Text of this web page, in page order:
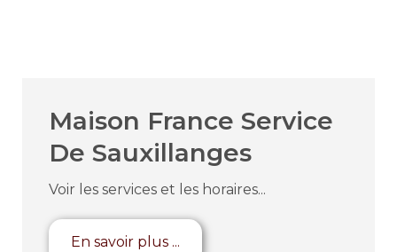
Maison France Service
De Sauxillanges
Voir les services et les horaires...
En savoir plus ...